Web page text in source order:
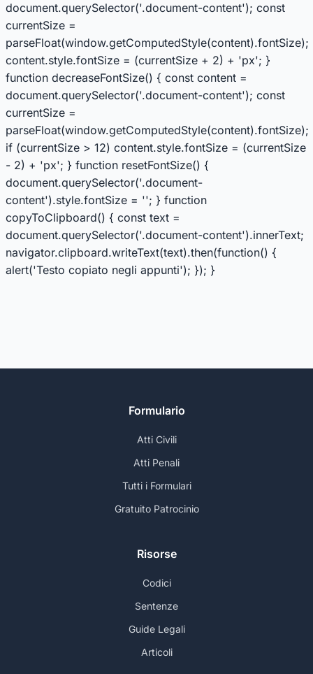
document.querySelector('.document-content'); const
currentSize =
parseFloat(window.getComputedStyle(content).fontSize);
content.style.fontSize = (currentSize + 2) + 'px'; }
function decreaseFontSize() { const content =
document.querySelector('.document-content'); const
currentSize =
parseFloat(window.getComputedStyle(content).fontSize);
if (currentSize > 12) content.style.fontSize = (currentSize
- 2) + 'px'; } function resetFontSize() {
document.querySelector('.document-
content').style.fontSize = ''; } function
copyToClipboard() { const text =
document.querySelector('.document-content').innerText;
navigator.clipboard.writeText(text).then(function() {
alert('Testo copiato negli appunti'); }); }
Formulario
Atti Civili
Atti Penali
Tutti i Formulari
Gratuito Patrocinio
Risorse
Codici
Sentenze
Guide Legali
Articoli